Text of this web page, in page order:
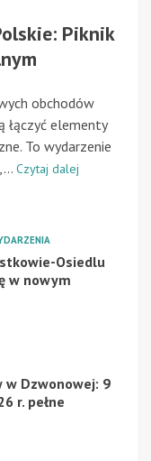
Piknik
obchodów
łączyć elementy
To wydarzenie
Czytaj dalej
Osiedlu
w nowym
w Dzwonowej: 9
r. pełne